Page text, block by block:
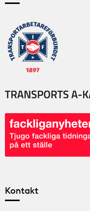
Kontakt